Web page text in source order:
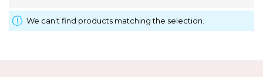
We can't find products matching the selection.